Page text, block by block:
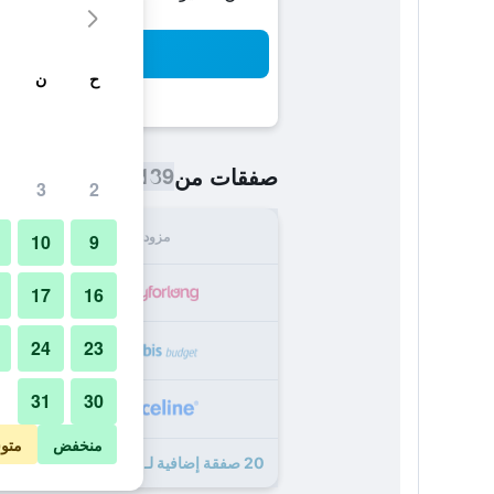
صفقات من139 ﷼
مزود
20 صفقة إضافية لـ إيبيس بدجت ستراسبورغ سنتر غار
ح ن
2
3
9
10
16
17
23
24
30
31
منخفض